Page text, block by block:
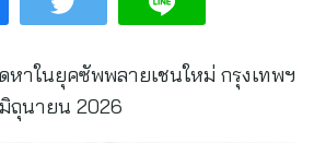
หาในยุคซัพพลายเชนใหม่ กรุงเทพฯ
ถุนายน 2026